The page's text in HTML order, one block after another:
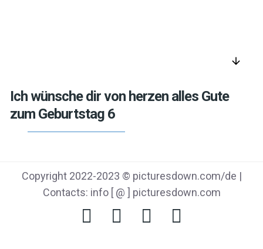
arrow_downward
Ich wünsche dir von herzen alles Gute
zum Geburtstag 6
Copyright 2022-2023 © picturesdown.com/de |
Contacts: info [ @ ] picturesdown.com